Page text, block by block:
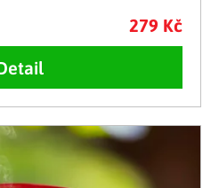
279 Kč